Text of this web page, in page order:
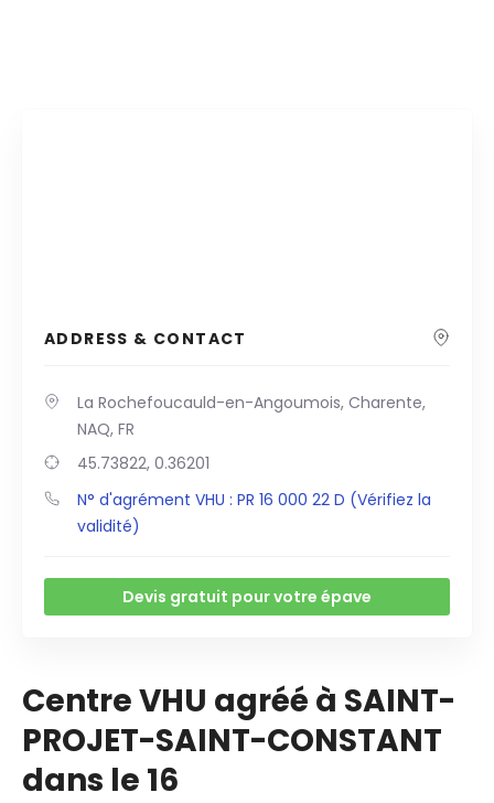
ADDRESS & CONTACT
La Rochefoucauld-en-Angoumois, Charente,
NAQ, FR
45.73822, 0.36201
N° d'agrément VHU : PR 16 000 22 D (Vérifiez la
validité)
Devis gratuit pour votre épave
Centre VHU agréé à SAINT-
PROJET-SAINT-CONSTANT
dans le 16